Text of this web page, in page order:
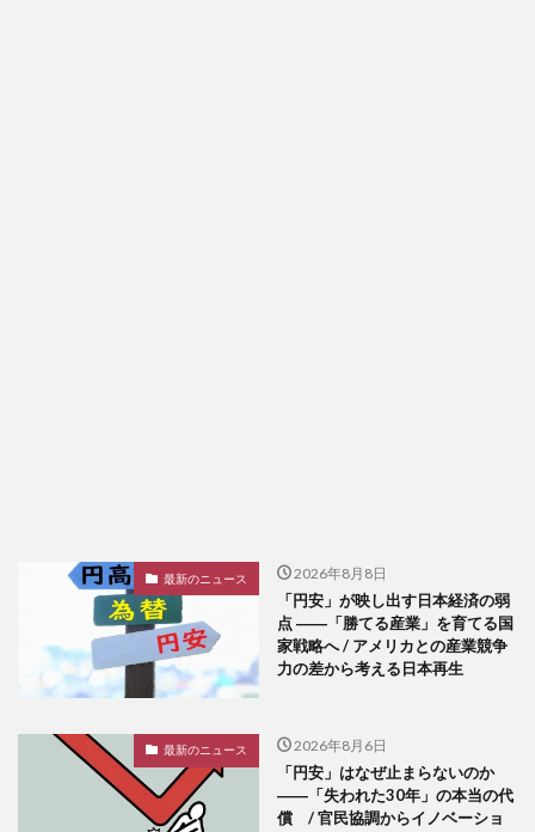
最新のニュース 2026年8月8日
「円安」が映し出す日本経済の弱
点 ――「勝てる産業」を育てる国
家戦略へ / アメリカとの産業競争
力の差から考える日本再生
最新のニュース 2026年8月6日
「円安」はなぜ止まらないのか
――「失われた30年」の本当の代
償 / 官民協調からイノベーショ